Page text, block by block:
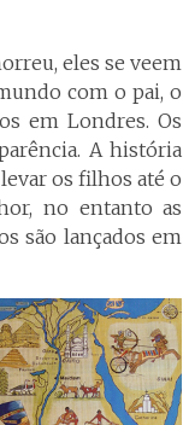
eles se veem
com o pai, o
em Londres. Os
A história
os filhos até o
no entanto as
são lançados em